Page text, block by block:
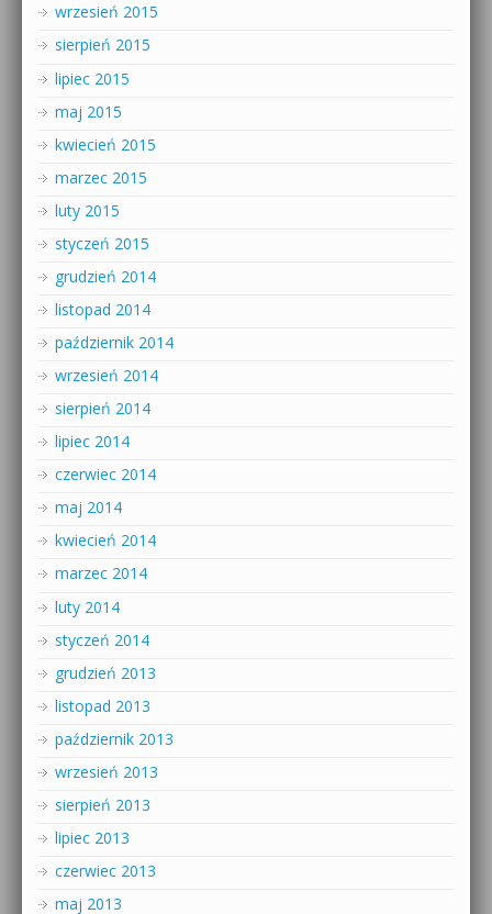
wrzesień 2015
sierpień 2015
lipiec 2015
maj 2015
kwiecień 2015
marzec 2015
luty 2015
styczeń 2015
grudzień 2014
listopad 2014
październik 2014
wrzesień 2014
sierpień 2014
lipiec 2014
czerwiec 2014
maj 2014
kwiecień 2014
marzec 2014
luty 2014
styczeń 2014
grudzień 2013
listopad 2013
październik 2013
wrzesień 2013
sierpień 2013
lipiec 2013
czerwiec 2013
maj 2013